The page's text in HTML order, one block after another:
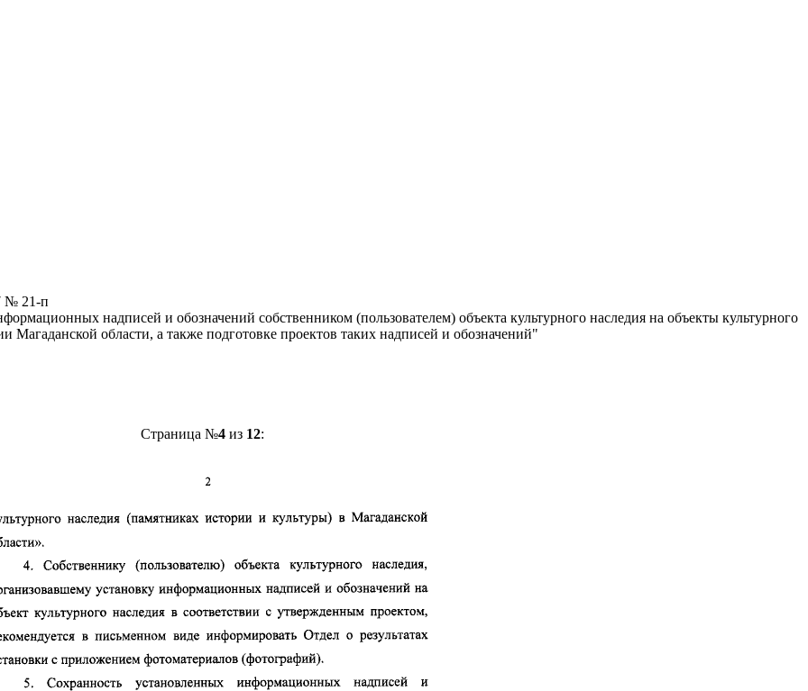
№ 21-п
надписей и обозначений собственником (пользователем) объекта культурного наследия на объекты культурного
Магаданской области, а также подготовке проектов таких надписей и обозначений"
Страница №4из 12: